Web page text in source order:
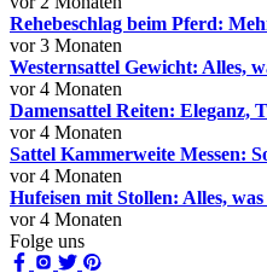
Rehebeschlag beim Pferd:
vor 3 Monaten
Westernsattel Gewicht: Alles,
vor 4 Monaten
Damensattel Reiten:
vor 4 Monaten
Sattel Kammerweite Messen:
vor 4 Monaten
Hufeisen mit Stollen: Alles,
vor 4 Monaten
Folge uns